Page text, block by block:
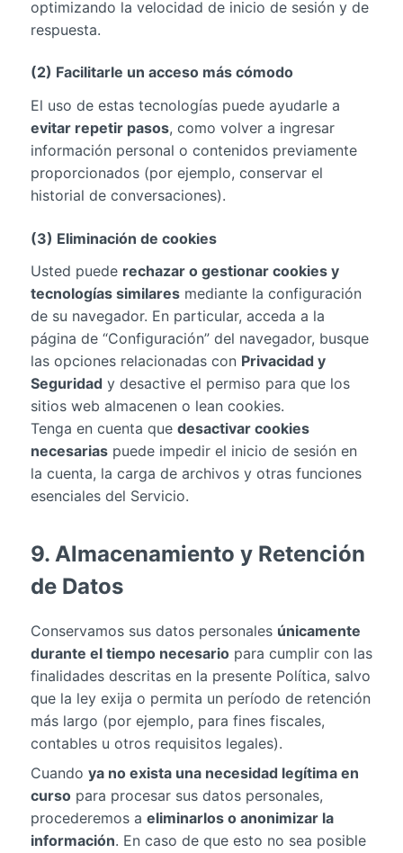
optimizando la velocidad de inicio de sesión y de
respuesta.
(2) Facilitarle un acceso más cómodo
El uso de estas tecnologías puede ayudarle a
evitar repetir pasos, como volver a ingresar
información personal o contenidos previamente
proporcionados (por ejemplo, conservar el
historial de conversaciones).
(3) Eliminación de cookies
Usted puede rechazar o gestionar cookies y
tecnologías similaresmediante la configuración
de su navegador. En particular, acceda a la
página de “Configuración” del navegador, busque
las opciones relacionadas con Privacidad y
Seguridady desactive el permiso para que los
sitios web almacenen o lean cookies.
Tenga en cuenta que desactivar cookies
necesariaspuede impedir el inicio de sesión en
la cuenta, la carga de archivos y otras funciones
esenciales del Servicio.
9. Almacenamiento y Retención
de Datos
Conservamos sus datos personales únicamente
durante el tiempo necesariopara cumplir con las
finalidades descritas en la presente Política, salvo
que la ley exija o permita un período de retención
más largo (por ejemplo, para fines fiscales,
contables u otros requisitos legales).
Cuando ya no exista una necesidad legítima en
cursopara procesar sus datos personales,
procederemos a eliminarlos o anonimizar la
información. En caso de que esto no sea posible